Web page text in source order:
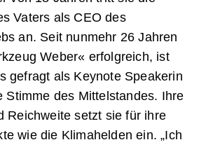
Vaters als CEO des
an. Seit nunmehr 26 Jahren
Weber« erfolgreich, ist
gefragt als Keynote Speakerin
Stimme des Mittelstandes. Ihre
Reichweite setzt sie für ihre
wie die Klimahelden ein. „Ich